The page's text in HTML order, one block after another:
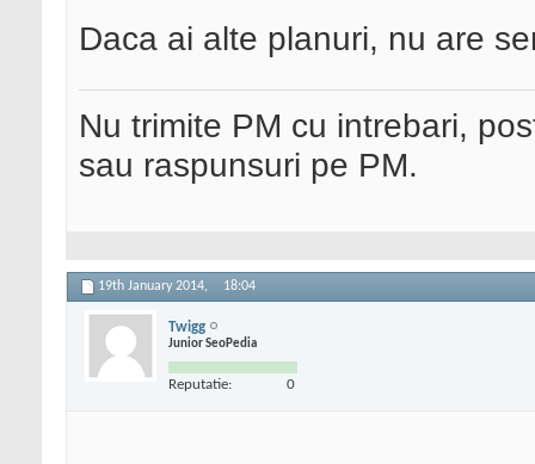
Daca ai alte planuri, nu are
Nu trimite PM cu intrebari,
sau raspunsuri pe PM.
19th January 2014, 18:04
Twigg
Junior SeoPedia
Reputatie: 0